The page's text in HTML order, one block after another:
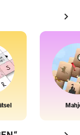
chevron_right